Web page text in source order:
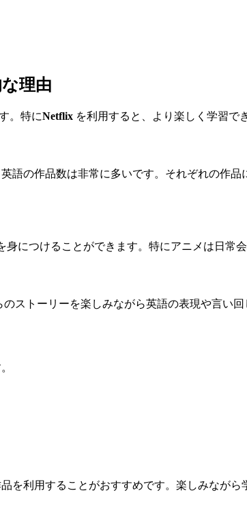
理由
。特にNetflix を利用すると、より楽しく学習で
語の作品数は非常に多いです。それぞれの作
身につけることができます。特にアニメは日常
ストーリーを楽しみながら英語の表現や言い
を利用することがおすすめです。楽しみなが